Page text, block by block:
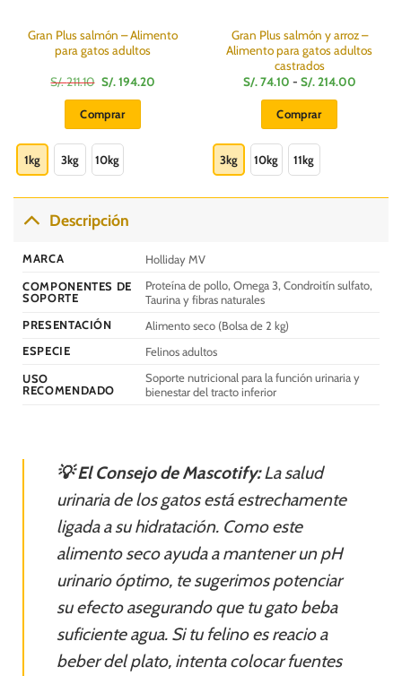
Gran Plus salmón – Alimento
para gatos adultos
S/.211.10 El
precio
original
era:
S/.
S/.194.20El
Comprar
producto
tiene
múltiples
variantes.
Las
pueden
en
de
producto
1kg 3kg 10kg
Gran Plus salmón y arroz –
Alimento para gatos adultos
castrados
S/.74.10 - S/.214.00Rango
Comprar
producto
tiene
múltiples
pueden
de
3kg 10kg 11kg
Descripción
MARCA
Holliday MV
COMPONENTES DE
SOPORTE
Proteína de pollo, Omega 3, Condroitín sulfato,
Taurina y fibras naturales
PRESENTACIÓN
Alimento seco (Bolsa de 2 kg)
ESPECIE
Felinos adultos
USO
RECOMENDADO
Soporte nutricional para la función urinaria y
bienestar del tracto inferior
💡 El Consejo de Mascotify:La salud
urinaria de los gatos está estrechamente
ligada a su hidratación. Como este
alimento seco ayuda a mantener un pH
urinario óptimo, te sugerimos potenciar
su efecto asegurando que tu gato beba
suficiente agua. Si tu felino es reacio a
beber del plato, intenta colocar fuentes